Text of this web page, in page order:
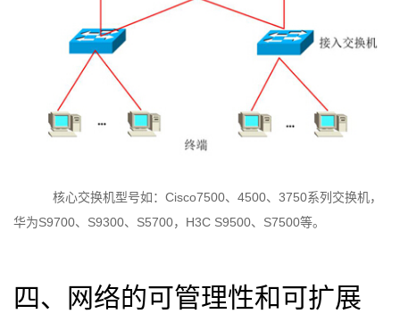
核心交换机型号如：Cisco7500、4500、3750系列交换机，
华为S9700、S9300、S5700，H3C S9500、S7500等。
四、网络的可管理性和可扩展